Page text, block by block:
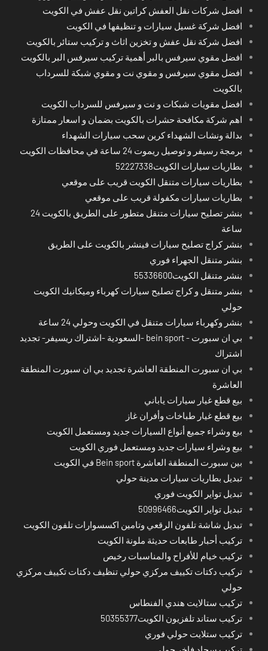
افضل شركات نقل العفش كراتين نقل عفش في الكويت
افضل شركة غسيل سيارات و تنظيفها في الكويت
افضل شركة نقل عفش و تخزين اثاث و تركيب ستائر بالكويت
افضل مقوي سيرفس بالبر أهمية تركيب سيرفس البر بالكويت
افضل مقوي سيرفس و مقوي نت و مقوي شبكة للسرداب
بالكويت
افضل مقويات شبكات و نت و سيرفس للسرداب الكويت
اهم شركة مكافحة حشرات بالكويت بضمان و اسعار ممتازة
بدالة ونشات الشهداء كرين سحب سيارات الشهداء
برمجة رسيفر و توصيل ريموت 24 ساعة في محافظات الكويت
بطاريات سيارات الكويت52227338
بطاريات سيارات متنقل الكويت قريب على موقعي
بطاريات سيارات مكفولة قريب على موقعي
بنشر تصليح سيارات متنقل متطور على الطريق بالكويت 24
ساعة
بنشر كراج تصليح سيارات فينشر بالكويت على الطريق
بنشر متنقل الجهراء فوري
بنشر متنقل الكويت55336600
بنشر متنقل و كراج تصليح سيارات كهرباء وميكانيك الكويت
حولي
بنشر وكهرباء سيارات متنقل في الكويت وحولي 24 ساعة
بي ان سبورت - bein sport -السعودية -اشتراك ريسيفر- تجديد
اشتراك
بي ان سبورت المنطقة العاشرة تجديد بي ان سبورت المنطقة
العاشرة
بيع قطع غيار سيارات ياباني
بيع قطع غيار طباخات وأفران غاز
بيع وشراء جميع أنواع السيارات جديد ومستعمل الكويت
بيع وشراء سيارات جديد ومستعمل فوري الكويت
بين سبورت المنطقة العاشرة Bein sport في الكويت
تبديل بطاريات سيارات مدينة حولي
تبديل تواير الكويت فوري
تبديل تواير الكويت50996466
تبديل شاشة تلفون الرقعي وتامين اكسسوارات تلفون الكويت
تركيب أحبار طابعات حديثة ملونة الكويت
تركيب خيام للأفراح والمناسبات رخيص
تركيب دكتات تكييف مركزي حولي تنظيف دكتات تكييف مركزي
حولي
تركيب ستالايت هندي الفنطاس
تركيب ستاند تلفزيون الكويت50355377
تركيب ستلايت حولي فوري